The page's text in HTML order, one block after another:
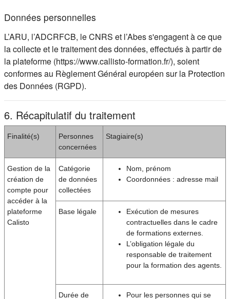
Données personnelles
L’ARU, l’ADCRFCB, le CNRS et l’Abes s'engagent à ce que
la collecte et le traitement des données, effectués à partir de
la plateforme (https://www.callisto-formation.fr/), soient
conformes au Règlement Général européen sur la Protection
des Données (RGPD).
6. Récapitulatif du traitement
Finalité(s)
Personnes
concernées
Stagiaire(s)
Gestion de la
création de
compte pour
accéder à la
plateforme
Calisto
Catégorie
de données
collectées
Nom, prénom
Coordonnées : adresse mail
Base légale
Exécution de mesures
contractuelles dans le cadre
de formations externes.
L’obligation légale du
responsable de traitement
pour la formation des agents.
Durée de
Pour les personnes qui se